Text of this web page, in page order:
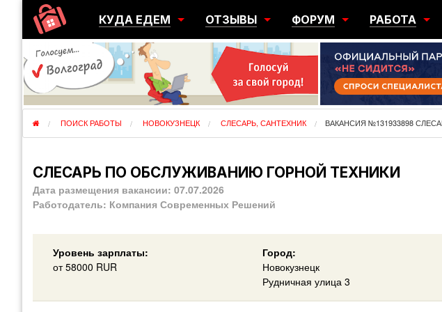
КУДА ЕДЕМ
ГОРОДА
РЕГИОНЫ
ОТЗЫВЫ
ПЕРЕЕЗДЫ
ЭМИГРАЦИЯ
ФОРУМ
ЮЖНЫЙ
РАБОТА
ПОИСК
РАЗМЕСТИТЬ
ПОИСК РАБОТЫ НОВОКУЗНЕЦК СЛЕСАРЬ, САНТЕХНИК ВАКАНСИЯ №131933898
СЛЕСАРЬ ПО ОБСЛУЖИВАНИЮ ГОРНОЙ ТЕХНИКИ
Дата размещения вакансии: 07.07.2026
Работодатель: Компания Современных Решений
Уровень зарплаты:
от58000 RUR
Город:
Новокузнецк
Рудничная улица 3